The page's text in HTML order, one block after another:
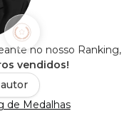
no nosso Ranking,
vendidos!
de Medalhas